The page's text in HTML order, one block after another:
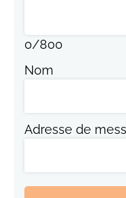
0/800
Nom
Adresse de